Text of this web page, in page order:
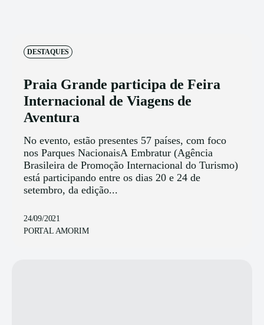
DESTAQUES
Praia Grande participa de Feira
Internacional de Viagens de
Aventura
No evento, estão presentes 57 países, com foco
nos Parques NacionaisA Embratur (Agência
Brasileira de Promoção Internacional do Turismo)
está participando entre os dias 20 e 24 de
setembro, da edição...
24/09/2021
PORTAL AMORIM